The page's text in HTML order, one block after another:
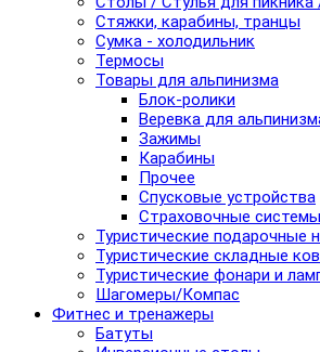
Стяжки, карабины, транцы
Сумка - холодильник
Термосы
Товары для альпинизма
Блок-ролики
Веревка для
Зажимы
Карабины
Прочее
Спусковые устройства
Страховочные системы
Туристические подарочные
Туристические складные
Туристические фонари и
Шагомеры/Компас
Фитнес и тренажеры
Батуты